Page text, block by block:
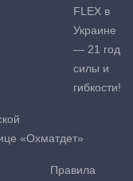
FLEX в
Украине
— 21 год
силы и
гибкости!
«Охматдет»
Правила